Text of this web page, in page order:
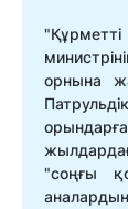
орнына
"соңғы